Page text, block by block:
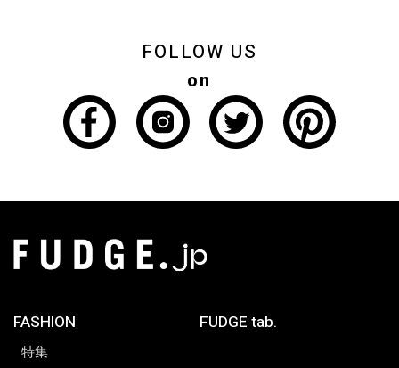
FOLLOW US
on
FASHION
特集
FUDGE tab.